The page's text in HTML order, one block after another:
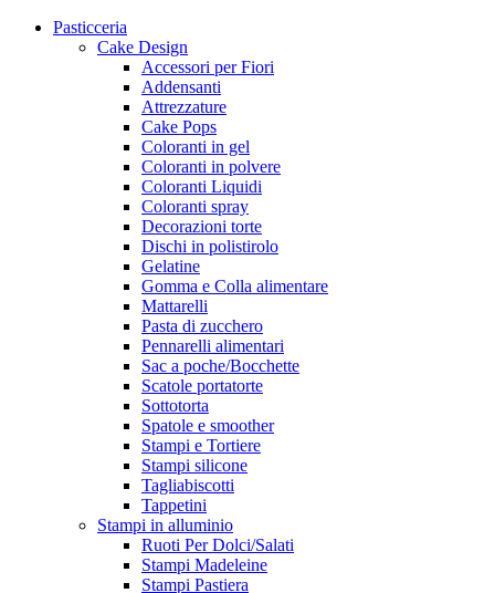
Pasticceria
Cake Design
Accessori per Fiori
Addensanti
Attrezzature
Cake Pops
Coloranti in gel
Coloranti in polvere
Coloranti Liquidi
Coloranti spray
Decorazioni torte
Dischi in polistirolo
Gelatine
Gomma e Colla alimentare
Mattarelli
Pasta di zucchero
Pennarelli alimentari
Sac a poche/Bocchette
Scatole portatorte
Sottotorta
Spatole e smoother
Stampi e Tortiere
Stampi silicone
Tagliabiscotti
Tappetini
Stampi in alluminio
Ruoti Per Dolci/Salati
Stampi Madeleine
Stampi Pastiera